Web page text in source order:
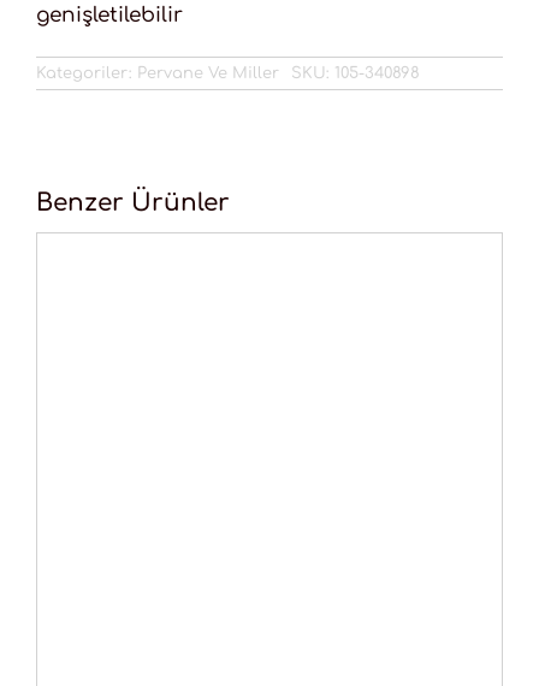
genişletilebilir
Kategoriler: Pervane Ve Miller SKU: 105-340898
Benzer Ürünler